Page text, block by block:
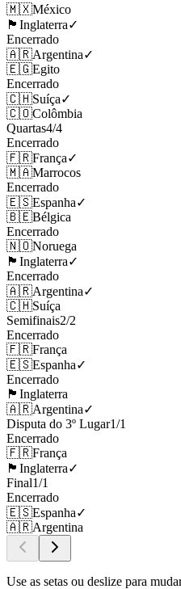
🇲🇽México
🏴󠁧󠁢󠁥󠁮󠁧󠁿 Inglaterra✓
Encerrado
🇦🇷Argentina✓
🇪🇬Egito
Encerrado
🇨🇭Suíça✓
🇨🇴Colômbia
Quartas4/4
Encerrado
🇫🇷França✓
🇲🇦Marrocos
Encerrado
🇪🇸Espanha✓
🇧🇪Bélgica
Encerrado
🇳🇴Noruega
🏴󠁧󠁢󠁥󠁮󠁧󠁿 Inglaterra✓
Encerrado
🇦🇷Argentina✓
🇨🇭Suíça
Semifinais2/2
Encerrado
🇫🇷França
🇪🇸Espanha✓
Encerrado
🏴󠁧󠁢󠁥󠁮󠁧󠁿 Inglaterra
🇦🇷Argentina✓
Disputa do 3º Lugar1/1
Encerrado
🇫🇷França
🏴󠁧󠁢󠁥󠁮󠁧󠁿 Inglaterra✓
Final1/1
Encerrado
🇪🇸Espanha✓
🇦🇷Argentina
Use as setas ou deslize para